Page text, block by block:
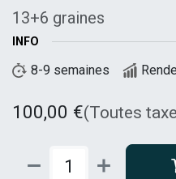
13+6 graines
INFO
8-9 semaines
100,00 €(Toutes